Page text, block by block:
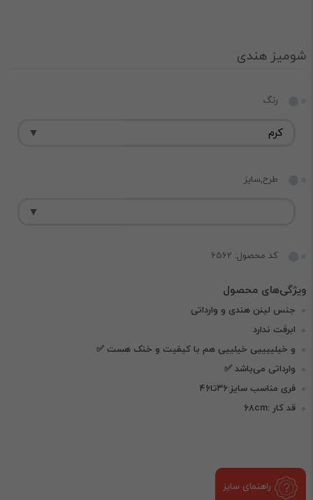
شومیز هندی
رنگ
طرح,سایز
کد محصول: 6562
جنس لینن هندی و وارداتی
ابرفت ندارد
و خیلییییی خیلییی هم با کیفیت و خنک هست ✅
وارداتی می‌باشد ✅
فری مناسب سایز:۳۶تا۴۶
قد کار :۶۸cm
راهنمای سایز